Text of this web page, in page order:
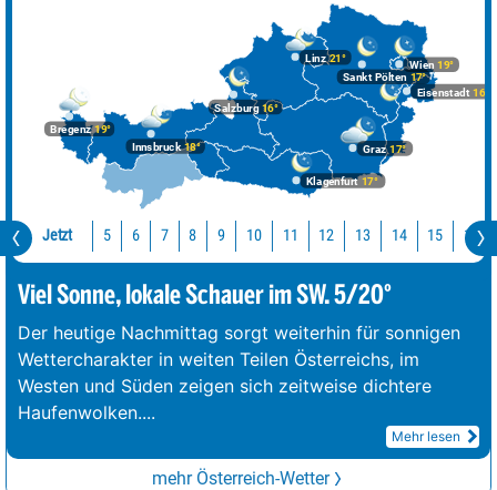
Bregenz19°
Graz17°
Innsbruck18°
Klagenfurt 17°
Linz21°
Salzburg16°
Wien 19°
Eisenstadt 16°
Sankt Pölten 17°
Jetzt 5 6 7 8 9 10 11 12 13 14 15 16
Viel Sonne, lokale Schauer im SW. 5/20°
Der heutige Nachmittag sorgt weiterhin für sonnigen
Wettercharakter in weiten Teilen Österreichs, im
Westen und Süden zeigen sich zeitweise dichtere
Haufenwolken....
Mehr lesen
mehr Österreich-Wetter